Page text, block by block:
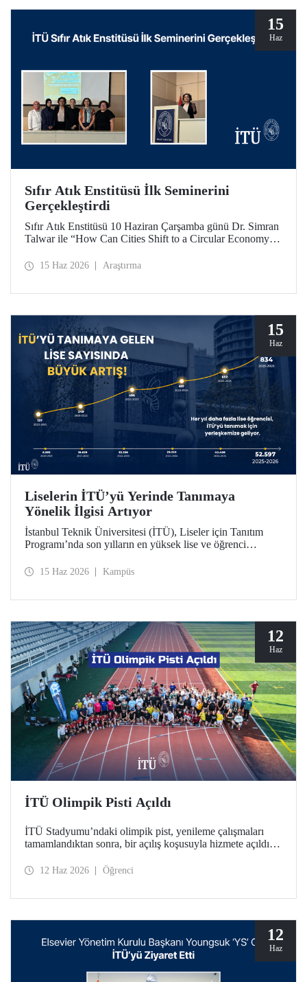
desteklenmeye hak kazandı.
15
Haz
Sıfır Atık Enstitüsü İlk Seminerini
Gerçekleştirdi
Sıfır Atık Enstitüsü 10 Haziran Çarşamba günü Dr. Simran
Talwar ile “How Can Cities Shift to a Circular Economy? -
başlıklı seminerini verdi.
15 Haz 2026 Araştırma
15
Haz
Liselerin İTÜ’yü Yerinde Tanımaya
Yönelik İlgisi Artıyor
İstanbul Teknik Üniversitesi (İTÜ), Liseler için Tanıtım
Programı’nda son yılların en yüksek lise ve öğrenci
liseden 52.597 öğrenci İTÜ’yü yakından tanıdı.
15 Haz 2026 Kampüs
12
Haz
İTÜ Olimpik Pisti Açıldı
İTÜ Stadyumu’ndaki olimpik pist, yenileme çalışmaları
tamamlandıktan sonra, bir açılış koşusuyla hizmete açıldı.
Class 2 sertifikalı atletizm tesisinin açılışında İTÜ ailesi bir
12 Haz 2026 Öğrenci
12
Haz